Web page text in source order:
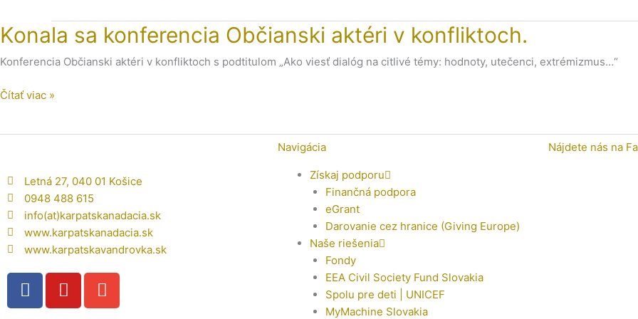
Konala sa konferencia Občianski aktéri v konfliktoch.
Konferencia Občianski aktéri v konfliktoch s podtitulom „Ako viesť dialóg na citlivé témy: hodnoty, utečenci, extrémizmus…“
Konala
sa
konferencia
aktéri
konfliktoch.
Čítať viac »
Letná 27, 040 01 Košice
0948 488 615
info(at)karpatskanadacia.sk
www.karpatskanadacia.sk
www.karpatskavandrovka.sk
F
a
Y
o
E
n
Navigácia
Získaj podporu
Finančná podpora
eGrant
Darovanie cez hranice (Giving Europe)
Naše riešenia
Fondy
EEA Civil Society Fund Slovakia
Spolu pre deti | UNICEF
MyMachine Slovakia
Nájdete nás na